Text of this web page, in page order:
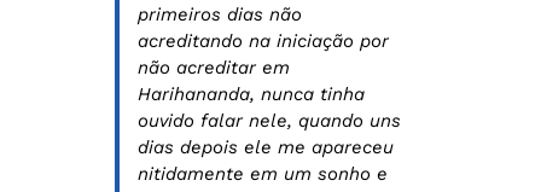
primeiros dias não
acreditando na iniciação por
não acreditar em
Harihananda, nunca tinha
ouvido falar nele, quando uns
dias depois ele me apareceu
nitidamente em um sonho e